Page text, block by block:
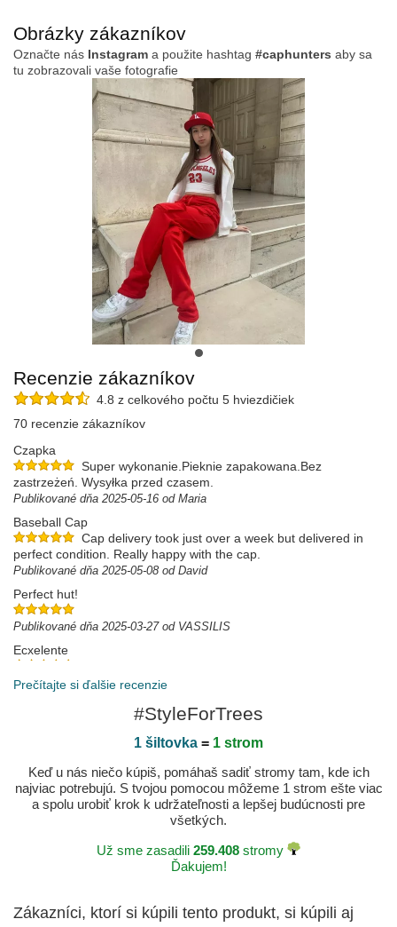
Obrázky zákazníkov
Označte nás Instagram a použite hashtag #caphunters aby sa
tu zobrazovali vaše fotografie
Recenzie zákazníkov
4.8 z celkového počtu 5 hviezdičiek
70 recenzie zákazníkov
Czapka
Super wykonanie.Pieknie zapakowana.Bez
zastrzeżeń. Wysyłka przed czasem.
Publikované dňa 2025-05-16 od Maria
Baseball Cap
Cap delivery took just over a week but delivered in
perfect condition. Really happy with the cap.
Publikované dňa 2025-05-08 od David
Perfect hut!
Publikované dňa 2025-03-27 od VASSILIS
Ecxelente
en la página web cómo en la entrega y llegada del producto estoy
Publikované dňa 2025-03-21 od Jhon
Prečítajte si ďalšie recenzie
#StyleForTrees
1 šiltovka = 1 strom
Keď u nás niečo kúpiš, pomáhaš sadiť stromy tam, kde ich
najviac potrebujú. S tvojou pomocou môžeme 1 strom ešte viac
a spolu urobiť krok k udržateľnosti a lepšej budúcnosti pre
všetkých.
Už sme zasadili 259.408 stromy
Ďakujem!
Zákazníci, ktorí si kúpili tento produkt, si kúpili aj